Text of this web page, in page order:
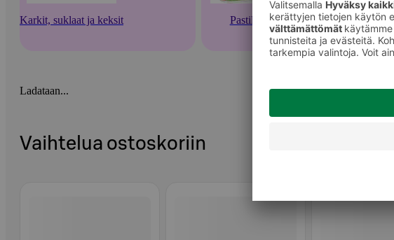
Karkit, suklaat ja keksit Pastillit
Ladataan...
Vaihtelua ostoskoriin